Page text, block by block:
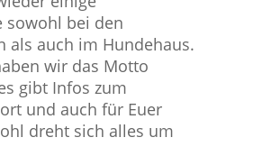
sowohl bei den
als auch im Hundehaus.
wir das Motto
gibt Infos zum
und auch für Euer
dreht sich alles um